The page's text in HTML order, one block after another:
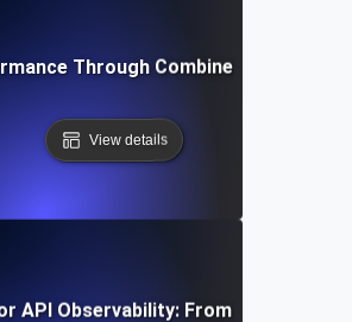
Through Combined
View details
API Observability: From Monitoring